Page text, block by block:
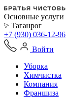
Основные услуги
Таганрог
+7 (930) 036-12-96
Войти
Уборка
Химчистка
Компания
Франшиза